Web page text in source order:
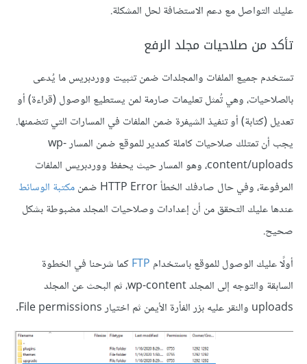
عليك التواصل مع دعم الاستضافة لحل المشكلة.
تأكد من صلاحيات مجلد الرفع
تستخدم جميع الملفات والمجلدات ضمن تثبيت ووردبريس ما يُدعى
بالصلاحيات، وهي تُمثل تعليمات صارمة لمن يستطيع الوصول (قراءة) أو
تعديل (كتابة) أو تنفيذ الشيفرة ضمن الملفات في المسارات التي تتضمنها.
يجب أن تمتلك صلاحيات كاملة كمدير للموقع ضمن المسار wp-
content/uploads، وهو المسار حيث يحفظ ووردبريس الملفات
المرفوعة، وفي حال صادفك الخطأ HTTP Error ضمن
مكتبة الوسائط
عندها عليك التحقق من أن إعدادات وصلاحيات المجلد مضبوطة بشكل
صحيح.
أولًا عليك الوصول للموقع باستخدام FTPكما شرحنا في الخطوة
السابقة والتوجه إلى المجلد wp-content، ثم البحث عن المجلد
uploads والنقر عليه بزر الفأرة الأيمن ثم اختيار File permissions.